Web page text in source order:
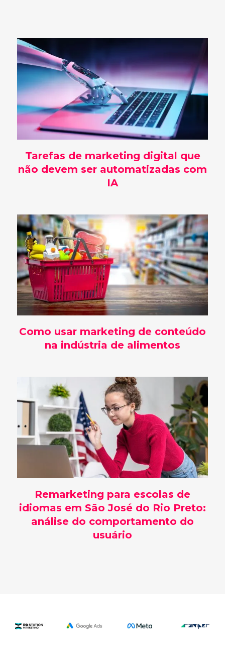
Tarefas de marketing digital que
não devem ser automatizadas com
IA
Como usar marketing de conteúdo
na indústria de alimentos
Remarketing para escolas de
idiomas em São José do Rio Preto:
análise do comportamento do
usuário